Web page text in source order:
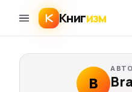
Книгизм
B